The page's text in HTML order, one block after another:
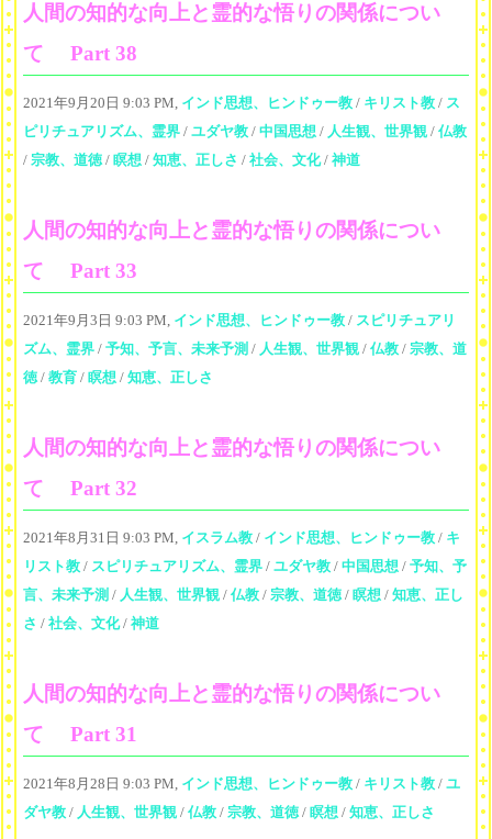
人間の知的な向上と霊的な悟りの関係につい
て Part 38
2021年9月20日 9:03 PM, インド思想、ヒンドゥー教 / キリスト教 / ス
ピリチュアリズム、霊界 / ユダヤ教 / 中国思想 / 人生観、世界観 / 仏教
/ 宗教、道徳/ 瞑想 / 知恵、正しさ / 社会、文化/ 神道
人間の知的な向上と霊的な悟りの関係につい
て Part 33
2021年9月3日 9:03 PM, インド思想、ヒンドゥー教 / スピリチュアリ
ズム、霊界 / 予知、予言、未来予測 / 人生観、世界観 / 仏教 / 宗教、道
徳/ 教育 / 瞑想 / 知恵、正しさ
人間の知的な向上と霊的な悟りの関係につい
て Part 32
2021年8月31日 9:03 PM, イスラム教 / インド思想、ヒンドゥー教 / キ
リスト教 / スピリチュアリズム、霊界 / ユダヤ教 / 中国思想 / 予知、予
言、未来予測 / 人生観、世界観 / 仏教 / 宗教、道徳/ 瞑想 / 知恵、正し
さ / 社会、文化/ 神道
人間の知的な向上と霊的な悟りの関係につい
て Part 31
2021年8月28日 9:03 PM, インド思想、ヒンドゥー教 / キリスト教 / ユ
ダヤ教 / 人生観、世界観 / 仏教 / 宗教、道徳/ 瞑想 / 知恵、正しさ